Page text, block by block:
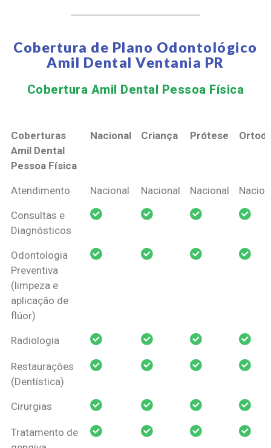
Cobertura de Plano Odontológico
Amil Dental Ventania PR
Cobertura Amil Dental Pessoa Física​
Coberturas
Amil Dental
Pessoa Física
Nacional Criança Prótese
Coberturas
Pessoa Física
Nacional Criança Prótese
Atendimento Nacional Nacional Nacional
Consultas e
Diagnósticos
Odontologia
Preventiva
(limpeza e
aplicação de
flúor)
Radiologia
Restaurações
(Dentística)
Cirurgias
Tratamento de